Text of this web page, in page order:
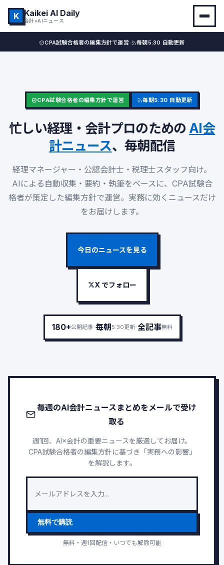
K Kaikei AI Daily
会計×AIニュース
CPA試験合格者の編集方針で運営· 毎朝5:30 自動更新
CPA試験合格者の編集方針で運営 毎朝5:30 自動更新
忙しい経理・会計プロのための AI会
計ニュース、毎朝配信
経理マネージャー・公認会計士・税理士スタッフ向け。
AIによる自動収集・要約・執筆をベースに、CPA試験合
格者が策定した編集方針で運営。実務に効くニュースだけ
をお届けします。
今日のニュースを見る
X でフォロー
180+公開記事·毎朝5:30更新·全記事無料
毎週のAI会計ニュースまとめをメールで受け
取る
週1回、AI×会計の重要ニュースを厳選してお届け。
CPA試験合格者の編集方針に基づき「実務への影響」
を解説します。
無料で購読
無料・週1回配信・いつでも解除可能